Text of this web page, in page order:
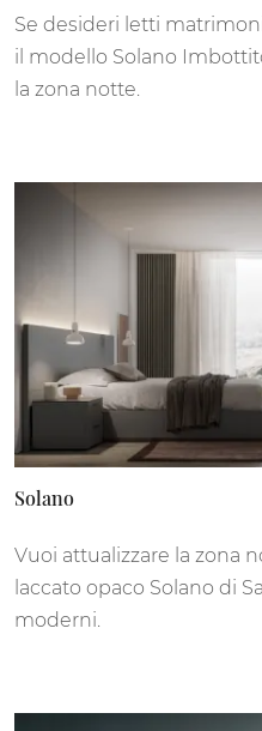
Se desideri letti
il modello Solano
la zona notte.
Solano
Vuoi attualizzare la zona
laccato opaco Solano di
moderni.